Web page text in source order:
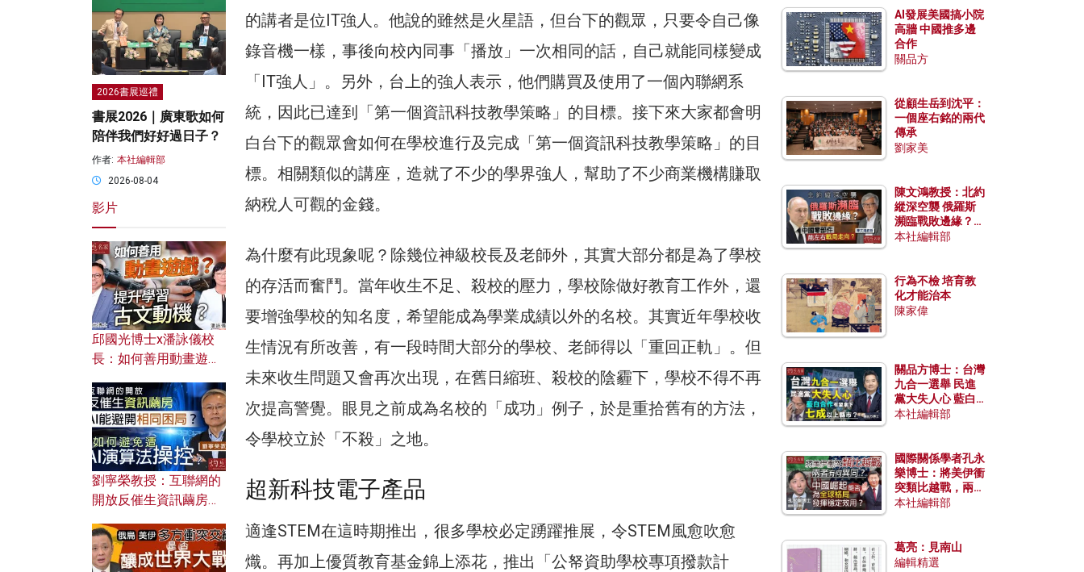
的講者是位IT強人。他說的雖然是火星語，但台下的觀眾，只要令自己像
錄音機一樣，事後向校內同事「播放」一次相同的話，自己就能同樣變成
「IT強人」。另外，台上的強人表示，他們購買及使用了一個內聯網系
統，因此已達到「第一個資訊科技教學策略」的目標。接下來大家都會明
白台下的觀眾會如何在學校進行及完成「第一個資訊科技教學策略」的目
標。相關類似的講座，造就了不少的學界強人，幫助了不少商業機構賺取
納稅人可觀的金錢。
為什麼有此現象呢？除幾位神級校長及老師外，其實大部分都是為了學校
的存活而奮鬥。當年收生不足、殺校的壓力，學校除做好教育工作外，還
要增強學校的知名度，希望能成為學業成績以外的名校。其實近年學校收
生情況有所改善，有一段時間大部分的學校、老師得以「重回正軌」。但
未來收生問題又會再次出現，在舊日縮班、殺校的陰霾下，學校不得不再
次提高警覺。眼見之前成為名校的「成功」例子，於是重拾舊有的方法，
令學校立於「不殺」之地。
超新科技電子產品
適逢STEM在這時期推出，很多學校必定踴躍推展，令STEM風愈吹愈
熾。再加上優質教育基金錦上添花，推出「公帑資助學校專項撥款計
2026書展巡禮
書展2026｜廣東歌如何
陪伴我們好好過日子？
作者: 本社編輯部
2026-08-04
影片
邱國光博士x潘詠儀校
長：如何善用動畫遊戲
劉寧榮教授：互聯網的
開放反催生資訊繭房，
何避免遭AI演算法操
控？
AI發展美國搞小院
高牆 中國推多邊
合作
關品方
從顧生岳到沈平：
一個座右銘的兩代
傳承
劉家美
陳文鴻教授：北約
縱深空襲 俄羅斯
瀕臨戰敗邊緣？中
國零部件能左右戰
本社編輯部
行為不檢 培育教
化才能治本
陳家偉
關品方博士：台灣
九合一選舉 民進
黨大失人心 藍白
合作有望拿下七成
本社編輯部
國際關係學者孔永
樂博士：將美伊衝
突類比越戰，兩者
有何異同？中國崛
本社編輯部
葛亮：見南山
編輯精選